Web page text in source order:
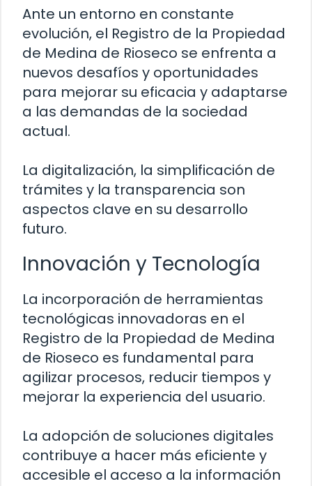
Ante un entorno en constante
evolución, el Registro de la Propiedad
de Medina de Rioseco se enfrenta a
nuevos desafíos y oportunidades
para mejorar su eficacia y adaptarse
a las demandas de la sociedad
actual.
La digitalización, la simplificación de
trámites y la transparencia son
aspectos clave en su desarrollo
futuro.
Innovación y Tecnología
La incorporación de herramientas
tecnológicas innovadoras en el
Registro de la Propiedad de Medina
de Rioseco es fundamental para
agilizar procesos, reducir tiempos y
mejorar la experiencia del usuario.
La adopción de soluciones digitales
contribuye a hacer más eficiente y
accesible el acceso a la información